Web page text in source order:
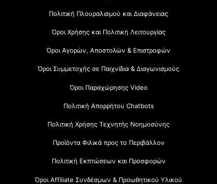
Πολιτική Πλουραλισμού και Διαφάνειας
Όροι Χρήσης και Πολιτική Λειτουργίας
Όροι Αγορών, Αποστολών & Επιστροφών
Όροι Συμμετοχής σε Παιχνίδια & Διαγωνισμούς
Όροι Παραχώρησης Video
Πολιτική Απορρήτου Chatbots
Πολιτική Χρήσης Τεχνητής Νοημοσύνης
Προϊόντα Φιλικά προς το Περιβάλλον
Πολιτική Εκπτώσεων και Προσφορών
Όροι Affiliate Συνδέσμων & Προωθητικού Υλικού